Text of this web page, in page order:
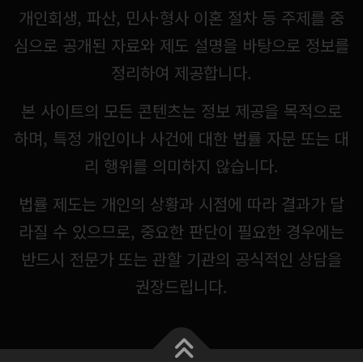
개인회생, 파산, 민사·형사 이혼 절차 등 주제를 중
심으로 공개된 자료와 제도 설명을 바탕으로 정보를
정리하여 제공합니다.
본 사이트의 모든 콘텐츠는 정보 제공을 목적으로
하며, 특정 개인이나 사건에 대한 법률 자문 또는 대
리 행위를 의미하지 않습니다.
법률 제도는 개인의 상황과 시점에 따라 결과가 달
라질 수 있으므로, 중요한 판단이 필요한 경우에는
반드시 전문가 또는 관할 기관의 공식적인 상담을
권장드립니다.